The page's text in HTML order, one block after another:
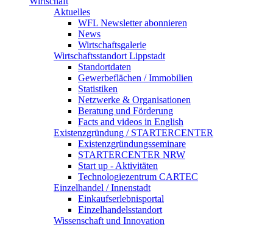
Aktuelles
WFL Newsletter abonnieren
News
Wirtschaftsgalerie
Wirtschafts­­standort Lippstadt
Standortdaten
Gewerbeflächen / Immobilien
Statistiken
Netzwerke & Organisationen
Beratung und Förderung
Facts and videos in English
Existenz­gründung / STARTERCENTER
Existenzgründungsseminare
STARTERCENTER NRW
Start up - Aktivitäten
Technologiezentrum CARTEC
Einzelhandel / Innenstadt
Einkaufserlebnisportal
Einzelhandelsstandort
Wissenschaft und Innovation